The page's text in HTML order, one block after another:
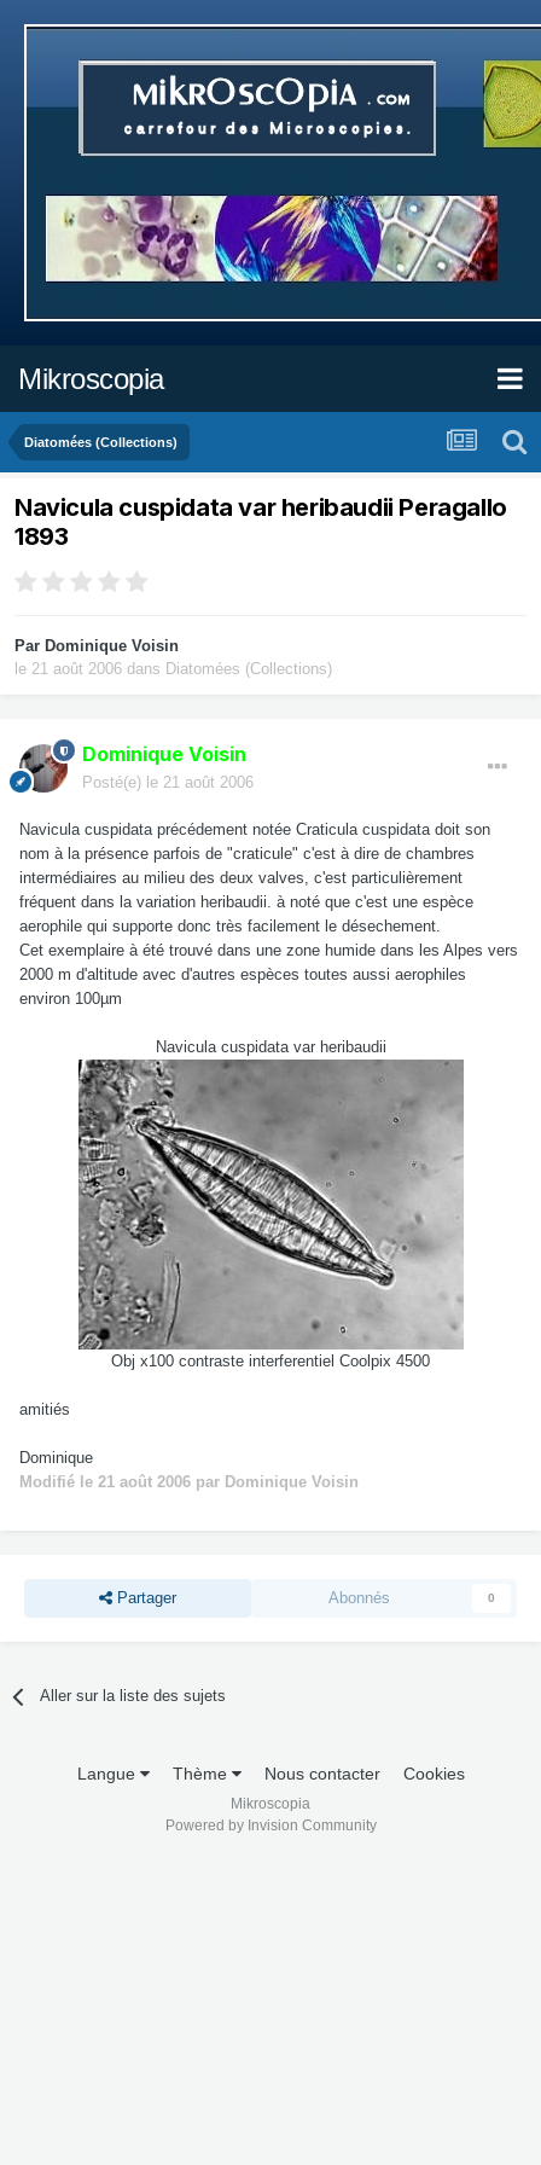
Mikroscopia
Diatomées (Collections)
Navicula cuspidata var heribaudii Peragallo
1893
Par Dominique Voisin
le 21 août 2006 dans Diatomées (Collections)
Dominique Voisin
Posté(e) le 21 août 2006
Navicula cuspidata précédement notée Craticula cuspidata doit son
nom à la présence parfois de "craticule" c'est à dire de chambres
intermédiaires au milieu des deux valves, c'est particulièrement
fréquent dans la variation heribaudii. à noté que c'est une espèce
aerophile qui supporte donc très facilement le désechement.
Cet exemplaire à été trouvé dans une zone humide dans les Alpes vers
2000 m d'altitude avec d'autres espèces toutes aussi aerophiles
environ 100µm
Navicula cuspidata var heribaudii
Obj x100 contraste interferentiel Coolpix 4500
amitiés
Dominique
Modifié le 21 août 2006 par Dominique Voisin
Partager Abonnés 0
Aller sur la liste des sujets
Langue Thème Nous contacter Cookies
Mikroscopia
Powered by Invision Community